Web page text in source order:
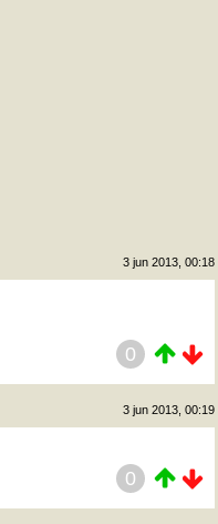
3 jun 2013, 00:18
0
3 jun 2013, 00:19
0